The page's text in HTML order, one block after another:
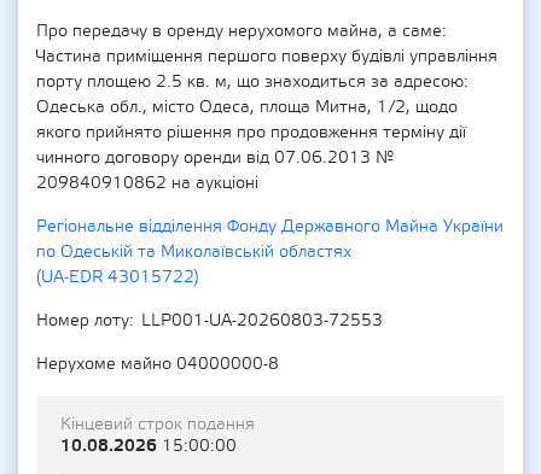
Про передачу в оренду нерухомого майна, а саме:
Частина приміщення першого поверху будівлі управління
порту площею 2.5 кв. м, що знаходиться за адресою:
Одеська обл., місто Одеса, площа Митна, 1/2, щодо
якого прийнято рішення про продовження терміну дії
чинного договору оренди від 07.06.2013 №
209840910862 на аукціоні
Регіональне відділення Фонду Державного Майна України
по Одеській та Миколаївській областях
(UA-EDR 43015722)
Номер лоту
LLP001-UA-20260803-72553
Нерухоме майно 04000000-8
Кінцевий строк подання
10.08.2026 15:00:00